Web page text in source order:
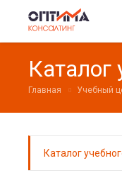
Каталог
Главная Учебный
Каталог